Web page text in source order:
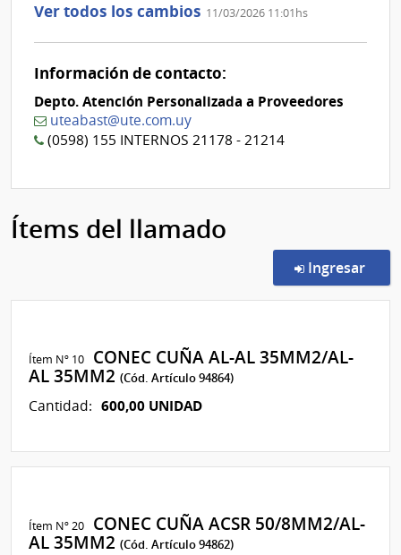
aclaración
0
Ver todos los cambios 11/03/2026 11:01hs
Información de contacto:
Depto. Atención Personalizada a Proveedores
uteabast@ute.com.uy
(0598) 155 INTERNOS 21178 - 21214
Ítems del llamado
Ingresar
Ítem Nº 10
CONEC CUÑA AL-AL 35MM2/AL-
AL 35MM2(Cód. Artículo 94864)
Cantidad: 600,00 UNIDAD
Ítem Nº 20
CONEC CUÑA ACSR 50/8MM2/AL-
AL 35MM2(Cód. Artículo 94862)